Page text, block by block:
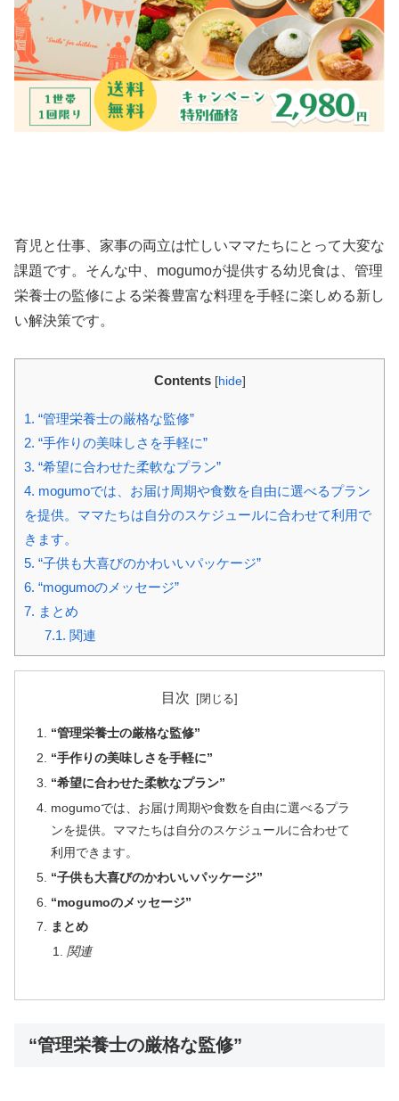
育児と仕事、家事の両立は忙しいママたちにとって大変な
課題です。そんな中、mogumoが提供する幼児食は、管理
栄養士の監修による栄養豊富な料理を手軽に楽しめる新し
い解決策です。
Contents [hide]
1. “管理栄養士の厳格な監修”
2. “手作りの美味しさを手軽に”
3. “希望に合わせた柔軟なプラン”
4. mogumoでは、お届け周期や食数を自由に選べるプラン
を提供。ママたちは自分のスケジュールに合わせて利用で
きます。
5. “子供も大喜びのかわいいパッケージ”
6. “mogumoのメッセージ”
7. まとめ
7.1. 関連
目次
“管理栄養士の厳格な監修”
“手作りの美味しさを手軽に”
“希望に合わせた柔軟なプラン”
mogumoでは、お届け周期や食数を自由に選べるプラ
ンを提供。ママたちは自分のスケジュールに合わせて
利用できます。
“子供も大喜びのかわいいパッケージ”
“mogumoのメッセージ”
まとめ
関連
“管理栄養士の厳格な監修”